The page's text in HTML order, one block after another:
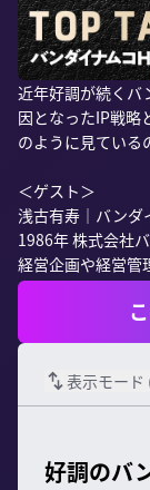
近年好調が続くバ
因となったIP戦略
のように見ている
＜ゲスト＞
浅古有寿｜バンダ
1986年 株式会社
経営企画や経営管
表示モード
好調のバ